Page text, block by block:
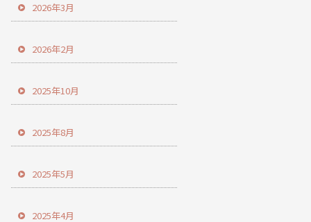
2026年3月
2026年2月
2025年10月
2025年8月
2025年5月
2025年4月